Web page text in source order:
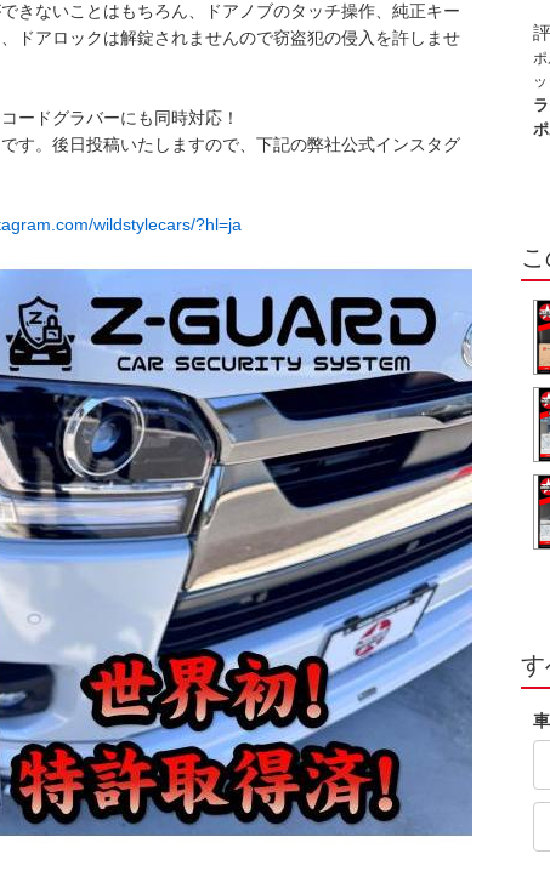
きないことはもちろん、ドアノブのタッチ操作、純正キー
ドアロックは解錠されませんので窃盗犯の侵入を許しませ
ードグラバーにも同時対応！
す。後日投稿いたしますので、下記の弊社公式インスタグ
wildstylecars/?hl=ja
す